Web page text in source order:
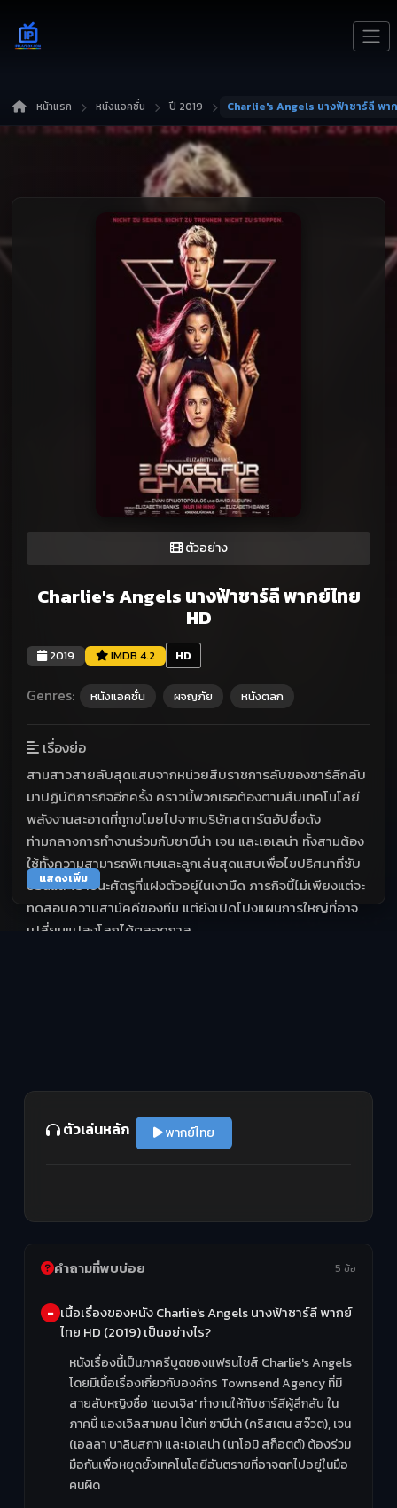
หน้าแรก หนังแอคชั่น ปี 2019 Charlie's Angels นางฟ้าชาร์ลี พา
ตัวอย่าง
Charlie's Angels นางฟ้าชาร์ลี พากย์ไทย
HD
2019 IMDB 4.2 HD
Genres: หนังแอคชั่น ผจญภัย หนังตลก
เรื่องย่อ
สามสาวสายลับสุดแสบจากหน่วยสืบราชการลับของชาร์ลีกลับ
มาปฏิบัติภารกิจอีกครั้ง คราวนี้พวกเธอต้องตามสืบเทคโนโลยี
พลังงานสะอาดที่ถูกขโมยไปจากบริษัทสตาร์ตอัปชื่อดัง
ท่ามกลางการทำงานร่วมกับซาบีน่า เจน และเอเลน่า ทั้งสามต้อง
ใช้ทั้งความสามารถพิเศษและลูกเล่นสุดแสบเพื่อไขปริศนาที่ซับ
ซ้อนและเอาชนะศัตรูที่แฝงตัวอยู่ในเงามืด ภารกิจนี้ไม่เพียงแต่จะ
ทดสอบความสามัคคีของทีม แต่ยังเปิดโปงแผนการใหญ่ที่อาจ
เปลี่ยนแปลงโลกได้ตลอดกาล
แสดงเพิ่ม
ตัวเล่นหลัก พากย์ไทย
คำถามที่พบบ่อย 5 ข้อ
เนื้อเรื่องของหนัง Charlie's Angels นางฟ้าชาร์ลี พากย์
ไทย HD (2019) เป็นอย่างไร?
หนังเรื่องนี้เป็นภาครีบูตของแฟรนไชส์ Charlie's Angels
โดยมีเนื้อเรื่องเกี่ยวกับองค์กร Townsend Agency ที่มี
สายลับหญิงชื่อ 'แองเจิล' ทำงานให้กับชาร์ลีผู้ลึกลับ ใน
ภาคนี้ แองเจิลสามคน ได้แก่ ซาบีน่า (คริสเตน สจ๊วต), เจน
(เอลลา บาลินสกา) และเอเลน่า (นาโอมิ สก็อตต์) ต้องร่วม
มือกันเพื่อหยุดยั้งเทคโนโลยีอันตรายที่อาจตกไปอยู่ในมือ
คนผิด